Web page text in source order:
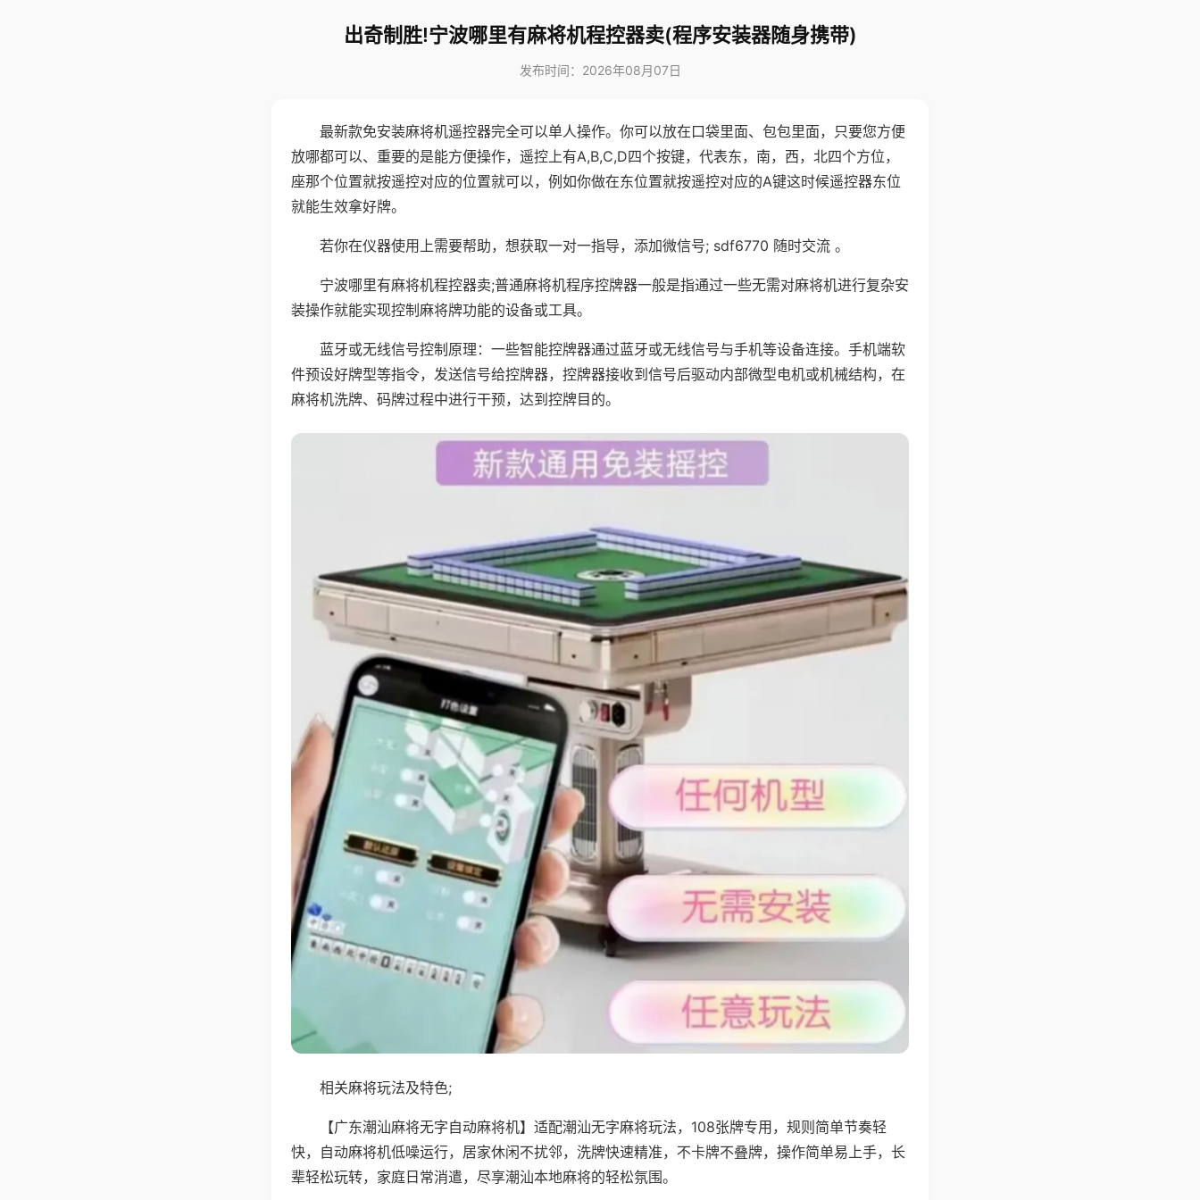
出奇制胜!宁波哪里有麻将机程控器卖(程序安装器随身携带)
发布时间：2026年08月07日
最新款免安装麻将机遥控器完全可以单人操作。你可以放在口袋里面、包包里面，只要您方便
放哪都可以、重要的是能方便操作，遥控上有A,B,C,D四个按键，代表东，南，西，北四个方位，
座那个位置就按遥控对应的位置就可以，例如你做在东位置就按遥控对应的A键这时候遥控器东位
就能生效拿好牌。
若你在仪器使用上需要帮助，想获取一对一指导，添加微信号; sdf6770 随时交流 。
宁波哪里有麻将机程控器卖;普通麻将机程序控牌器一般是指通过一些无需对麻将机进行复杂安
装操作就能实现控制麻将牌功能的设备或工具。
蓝牙或无线信号控制原理：一些智能控牌器通过蓝牙或无线信号与手机等设备连接。手机端软
件预设好牌型等指令，发送信号给控牌器，控牌器接收到信号后驱动内部微型电机或机械结构，在
麻将机洗牌、码牌过程中进行干预，达到控牌目的。
相关麻将玩法及特色;
【广东潮汕麻将无字自动麻将机】适配潮汕无字麻将玩法，108张牌专用，规则简单节奏轻
快，自动麻将机低噪运行，居家休闲不扰邻，洗牌快速精准，不卡牌不叠牌，操作简单易上手，长
辈轻松玩转，家庭日常消遣，尽享潮汕本地麻将的轻松氛围。